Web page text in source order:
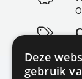
Deze
gebruik